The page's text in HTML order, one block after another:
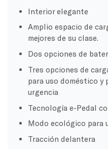
Interior elegante
Amplio espacio de
mejores de su clase.
Dos opciones de
Tres opciones de
para uso doméstico y
urgencia
Tecnología e-Pedal
Modo ecológico para
Tracción delantera